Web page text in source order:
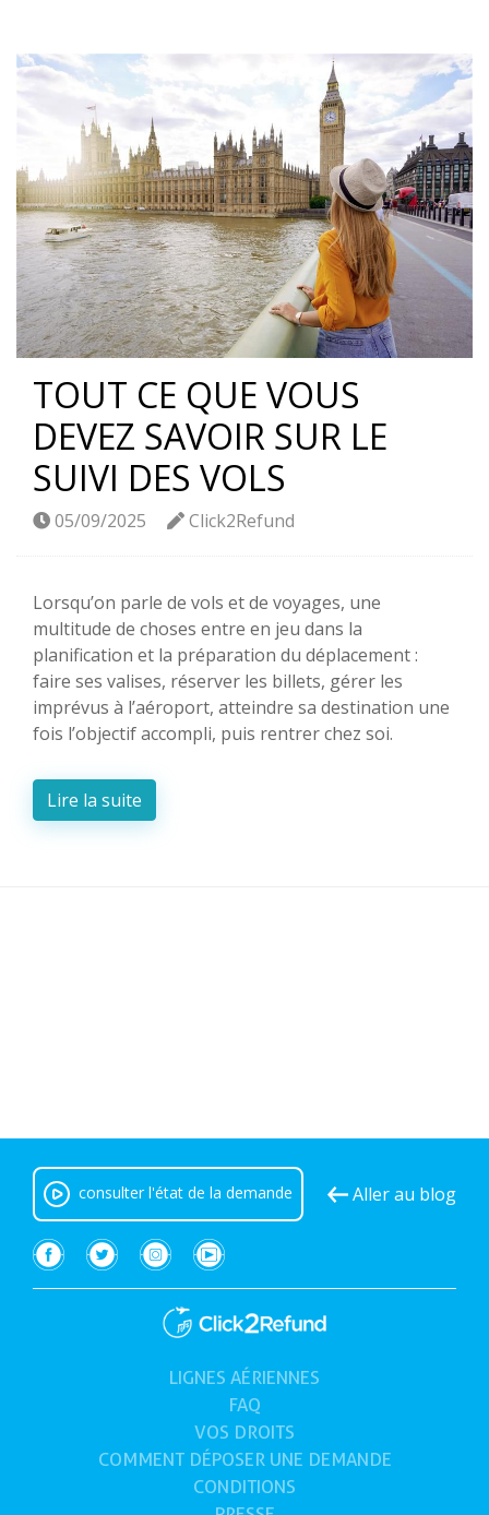
TOUT CE QUE VOUS
DEVEZ SAVOIR SUR LE
SUIVI DES VOLS
05/09/2025 Click2Refund
Lorsqu’on parle de vols et de voyages, une
multitude de choses entre en jeu dans la
planification et la préparation du déplacement :
faire ses valises, réserver les billets, gérer les
imprévus à l’aéroport, atteindre sa destination une
fois l’objectif accompli, puis rentrer chez soi.
Lire la suite
consulter l'état de la demande Aller au blog
LIGNES AÉRIENNES
FAQ(actuelles)
VOS DROITS
COMMENT DÉPOSER UNE DEMANDE
CONDITIONS